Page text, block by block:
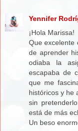
Yennifer
¡Hola Marissa!
Que excelente
de aprender
odiaba la
escapaba de
que me
históricos y he
sin
está de más
Un beso